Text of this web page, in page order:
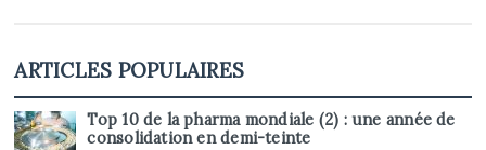
ARTICLES POPULAIRES
Top 10 de la pharma mondiale (2) : une année de
consolidation en demi-teinte